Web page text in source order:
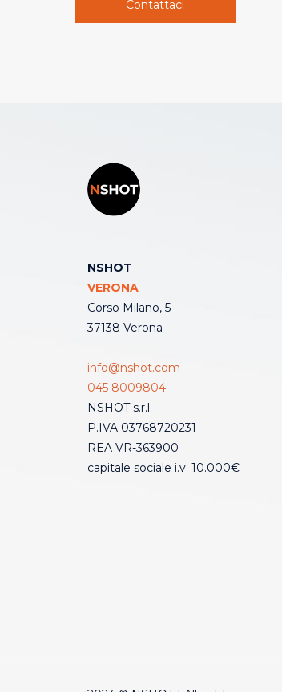
Contattaci
NSHOT
VERONA
Corso Milano, 5
37138 Verona
info@nshot.com
045 8009804
NSHOT s.r.l.
P.IVA 03768720231
REA VR-363900
capitale sociale i.v. 10.000€